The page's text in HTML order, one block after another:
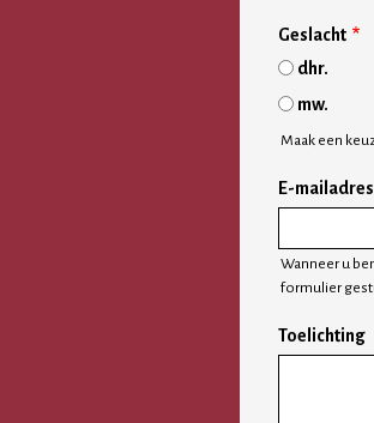
Geslacht
dhr.
mw.
Maak een
E-mailadres
Wanneer u
formulier
Toelichting